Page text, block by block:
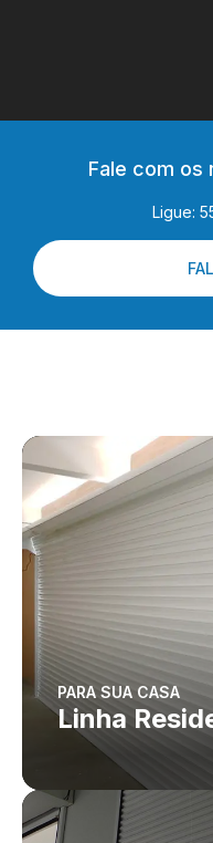
Fale com os
Ligue:
PARA SUA CASA
Linha